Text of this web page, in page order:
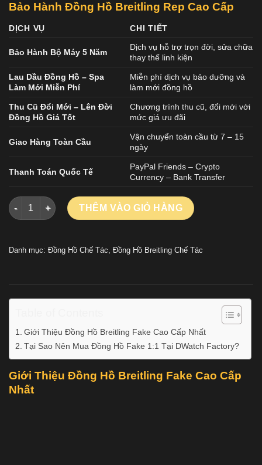
Bảo Hành Đồng Hồ Breitling Rep Cao Cấp
DỊCH VỤ CHI TIẾT
Bảo Hành Bộ Máy 5 Năm
Dịch vụ hỗ trợ trọn đời, sửa chữa
thay thế linh kiện
Lau Dầu Đồng Hồ – Spa
Làm Mới Miễn Phí
Miễn phí dịch vụ bảo dưỡng và
làm mới đồng hồ
Thu Cũ Đổi Mới – Lên Đời
Đồng Hồ Giá Tốt
Chương trình thu cũ, đổi mới với
mức giá ưu đãi
Giao Hàng Toàn Cầu
Vận chuyển toàn cầu từ 7 – 15
ngày
Thanh Toán Quốc Tế
PayPal Friends – Crypto
Currency – Bank Transfer
Đồng Hồ Breitling Navitimer A17329161C1P1 Màu Xanh
THÊM VÀO GIỎ HÀNG
Danh mục: Đồng Hồ Chế Tác Đồng Hồ Breitling Chế Tác
Giới Thiệu Đồng Hồ Breitling Fake Cao Cấp Nhất
Tại Sao Nên Mua Đồng Hồ Fake 1:1 Tại DWatch Factory?
Giới Thiệu Đồng Hồ Breitling Fake Cao Cấp
Nhất